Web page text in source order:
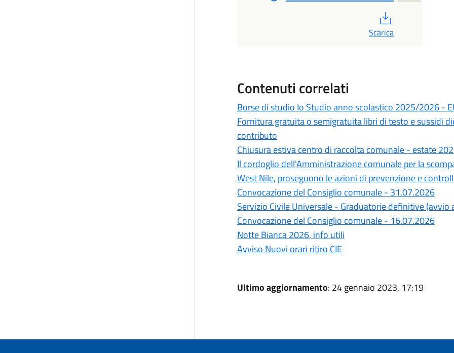
Scarica
Contenuti correlati
Borse di studio Io Studio anno scolastico 2025/2026 -
Fornitura gratuita o semigratuita libri di testo e sussidi
contributo
Chiusura estiva centro di raccolta comunale - estate
Il cordoglio dell'Amministrazione comunale per la
West Nile, proseguono le azioni di prevenzione e
Convocazione del Consiglio comunale - 31.07.2026
Servizio Civile Universale - Graduatorie definitive (avvio
Convocazione del Consiglio comunale - 16.07.2026
Notte Bianca 2026, info utili
Avviso Nuovi orari ritiro CIE
Ultimo aggiornamento: 24 gennaio 2023, 17:19